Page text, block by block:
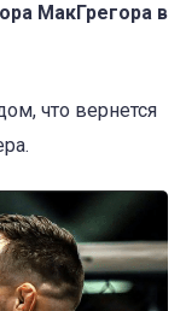
МакГрегора в
что вернется